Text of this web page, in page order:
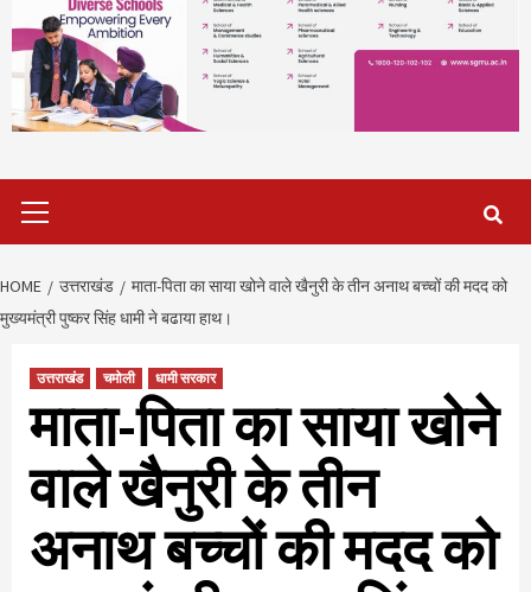
Menu
HOME उत्तराखंड
माता-पिता का साया खोने वाले खैनुरी के तीन अनाथ बच्चों की मदद को
मुख्यमंत्री पुष्कर सिंह धामी ने बढाया हाथ।
उत्तराखंड चमोली धामी सरकार
माता-पिता का साया खोने
वाले खैनुरी के तीन
अनाथ बच्चों की मदद को